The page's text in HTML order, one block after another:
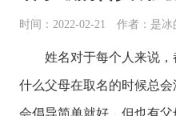
时间：2022-02-21 作者：是冰
姓名对于每个人来说，
什么父母在取名的时候总